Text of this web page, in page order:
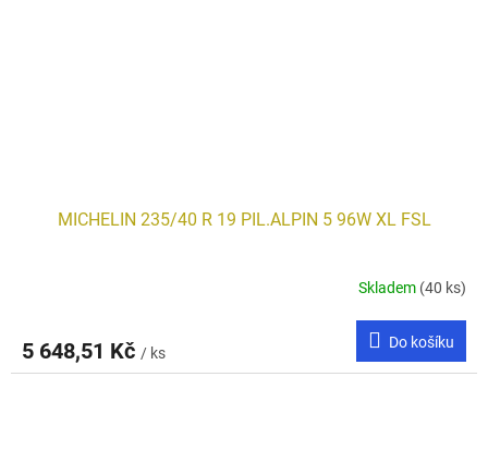
MICHELIN 235/40 R 19 PIL.ALPIN 5 96W XL FSL
Skladem (40 ks)
5 648,51 Kč / ks
Do košíku